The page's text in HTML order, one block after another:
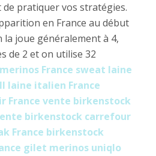
pratiquer vos stratégies.
en France au début
la joue généralement à 4,
de 2 et on utilise 32
France sweat laine
laine italien France
France vente birkenstock
birkenstock carrefour
France birkenstock
gilet merinos uniqlo